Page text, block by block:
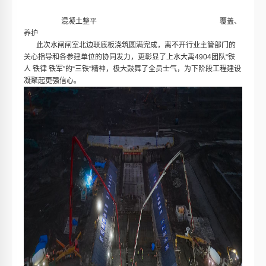
混凝土整平 覆盖、
养护
此次水闸闸室北边联底板浇筑圆满完成，离不开行业主管部门的
关心指导和各参建单位的协同发力，更彰显了上水大禹4904团队“铁
人 铁律 铁军”的“三铁”精神，极大鼓舞了全员士气，为下阶段工程建设
凝聚起更强信心。